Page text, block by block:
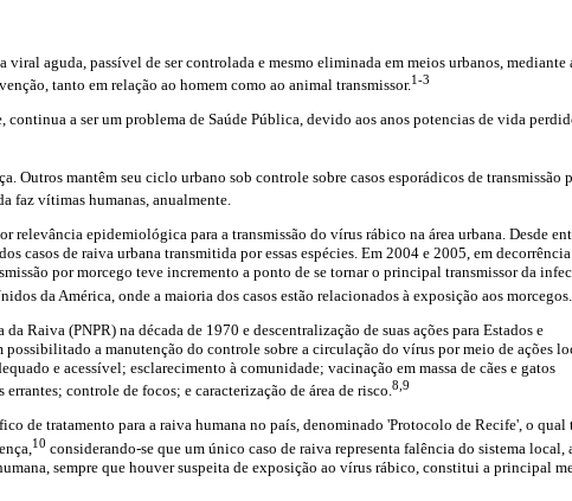
viral aguda, passível de ser controlada e mesmo eliminada em meios urbanos, mediante
tanto em relação ao homem como ao animal transmissor.1-3
continua a ser um problema de Saúde Pública, devido aos anos potencias de vida
Outros mantêm seu ciclo urbano sob controle sobre casos esporádicos de transmissão
faz vítimas humanas, anualmente.
relevância epidemiológica para a transmissão do vírus rábico na área urbana. Desde
casos de raiva urbana transmitida por essas espécies. Em 2004 e 2005, em
por morcego teve incremento a ponto de se tornar o principal transmissor da
da América, onde a maioria dos casos estão relacionados à exposição aos morcegos.
Raiva (PNPR) na década de 1970 e descentralização de suas ações para Estados e
a manutenção do controle sobre a circulação do vírus por meio de ações
e acessível; esclarecimento à comunidade; vacinação em massa de cães e gatos
controle de focos; e caracterização de área de risco.8,9
de tratamento para a raiva humana no país, denominado 'Protocolo de Recife', o qual
10 considerando-se que um único caso de raiva representa falência do sistema local,
sempre que houver suspeita de exposição ao vírus rábico, constitui a principal